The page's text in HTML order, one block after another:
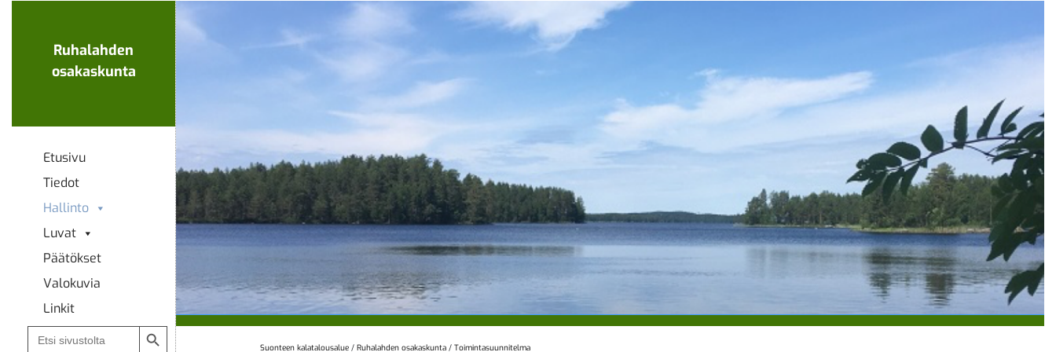
Ruhalahden
osakaskunta
Etusivu
Tiedot
Hallinto
Luvat
Päätökset
Valokuvia
Linkit
Search
for:
Search Button
Suonteen kalatalousalue /Ruhalahden osakaskunta /Toimintasuunnitelma